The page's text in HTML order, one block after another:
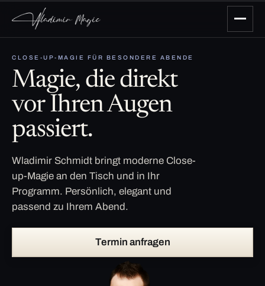
CLOSE-UP-MAGIE FÜR BESONDERE ABENDE
Magie, die direkt
vor Ihren Augen
passiert.
Wladimir Schmidt bringt moderne Close-
up-Magie an den Tisch und in Ihr
Programm. Persönlich, elegant und
passend zu Ihrem Abend.
Termin anfragen